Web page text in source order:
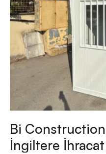
Bi
İngiltere İhracat